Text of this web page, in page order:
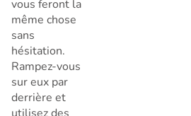
vous feront la
même chose
sans
hésitation.
Rampez-vous
sur eux par
derrière et